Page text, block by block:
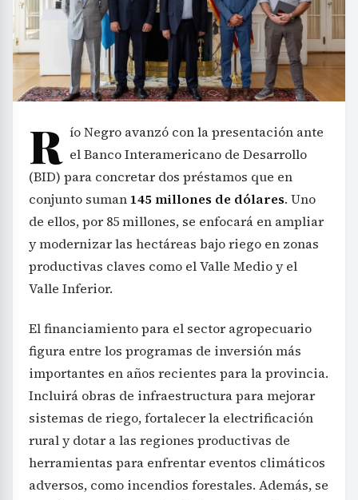
R ío Negro avanzó con la presentación ante
el Banco Interamericano de Desarrollo
(BID) para concretar dos préstamos que en
conjunto suman 145 millones de dólares. Uno
de ellos, por 85 millones, se enfocará en ampliar
y modernizar las hectáreas bajo riego en zonas
productivas claves como el Valle Medio y el
Valle Inferior.
El financiamiento para el sector agropecuario
figura entre los programas de inversión más
importantes en años recientes para la provincia.
Incluirá obras de infraestructura para mejorar
sistemas de riego, fortalecer la electrificación
rural y dotar a las regiones productivas de
herramientas para enfrentar eventos climáticos
adversos, como incendios forestales. Además, se